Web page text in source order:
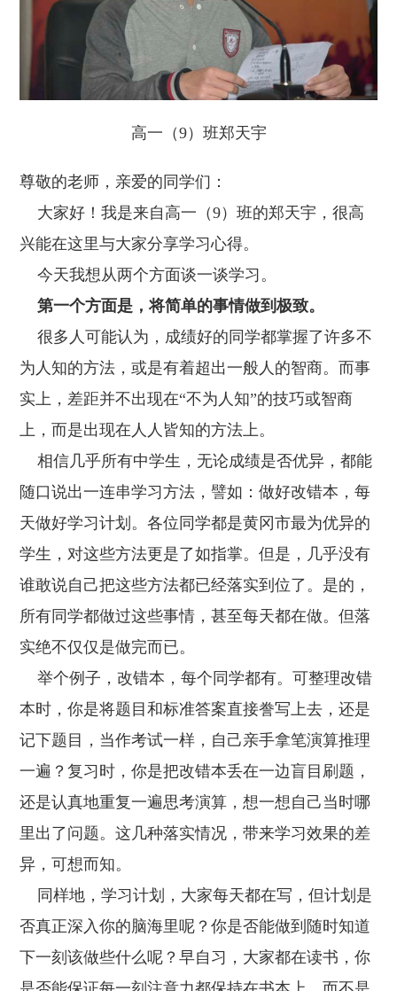
高一（9）班郑天宇
尊敬的老师，亲爱的同学们：
大家好！我是来自高一（9）班的郑天宇，很高
兴能在这里与大家分享学习心得。
今天我想从两个方面谈一谈学习。
第一个方面是，将简单的事情做到极致。
很多人可能认为，成绩好的同学都掌握了许多不
为人知的方法，或是有着超出一般人的智商。而事
实上，差距并不出现在“不为人知”的技巧或智商
上，而是出现在人人皆知的方法上。
相信几乎所有中学生，无论成绩是否优异，都能
随口说出一连串学习方法，譬如：做好改错本，每
天做好学习计划。各位同学都是黄冈市最为优异的
学生，对这些方法更是了如指掌。但是，几乎没有
谁敢说自己把这些方法都已经落实到位了。是的，
所有同学都做过这些事情，甚至每天都在做。但落
实绝不仅仅是做完而已。
举个例子，改错本，每个同学都有。可整理改错
本时，你是将题目和标准答案直接誊写上去，还是
记下题目，当作考试一样，自己亲手拿笔演算推理
一遍？复习时，你是把改错本丢在一边盲目刷题，
还是认真地重复一遍思考演算，想一想自己当时哪
里出了问题。这几种落实情况，带来学习效果的差
异，可想而知。
同样地，学习计划，大家每天都在写，但计划是
否真正深入你的脑海里呢？你是否能做到随时知道
下一刻该做些什么呢？早自习，大家都在读书，你